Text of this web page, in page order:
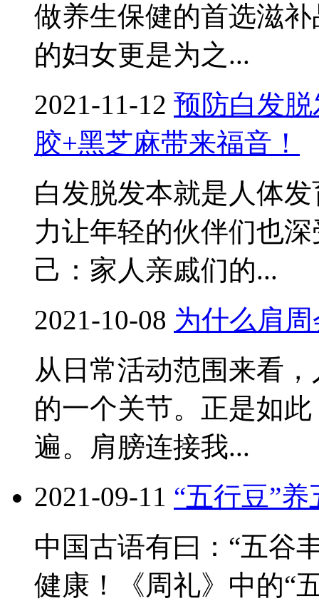
做养生保健的首选滋
的妇女更是为之...
2021-11-12 预防白发
胶+黑芝麻带来福音！
白发脱发本就是人体
力让年轻的伙伴们也
己：家人亲戚们的...
2021-10-08 为什么肩
从日常活动范围来看
的一个关节。正是如
遍。肩膀连接我...
2021-09-11 “五行豆”
中国古语有曰：“五谷
健康！《周礼》中的“